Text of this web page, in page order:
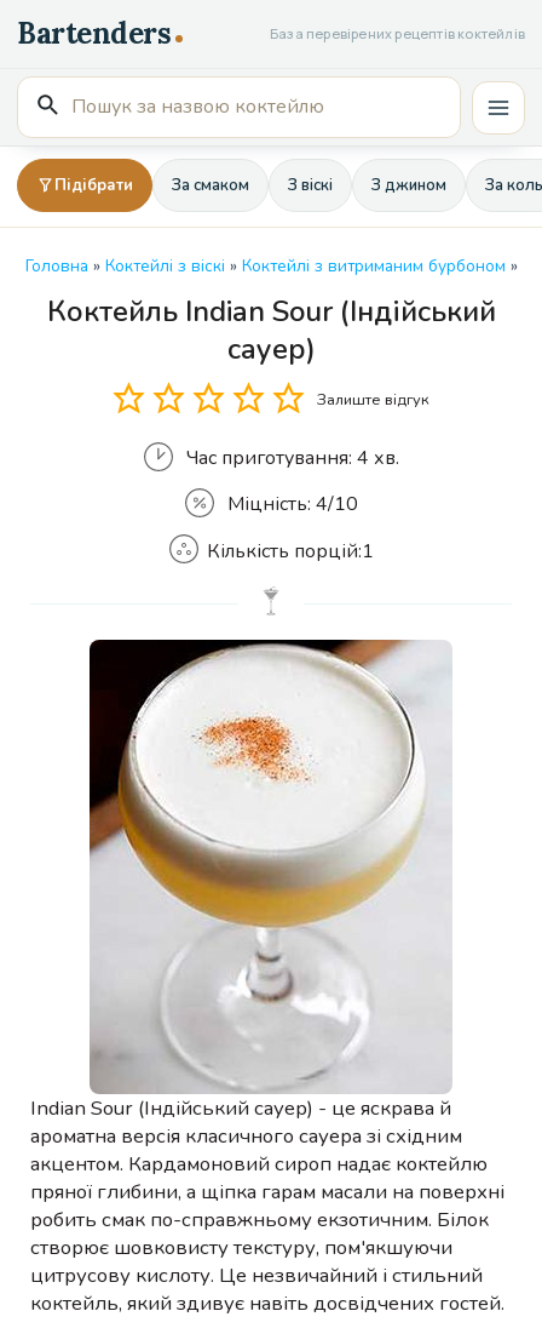
до
вмісту
База перевірених рецептів коктейлів
Пошук
для:
Підібрати За смаком З віскі З джином За
Головна » Коктейлі з віскі » Коктейлі з витриманим бурбоном »
Коктейль Indian Sour (Індійський
сауер)
Залиште відгук
Час приготування: 4 хв.
Міцність: 4/10
Кількість
Кількість порцій:1
Indian Sour (Індійський сауер) - це яскрава й
ароматна версія класичного сауера зі східним
акцентом. Кардамоновий сироп надає коктейлю
пряної глибини, а щіпка гарам масали на поверхні
робить смак по-справжньому екзотичним. Білок
створює шовковисту текстуру, пом'якшуючи
цитрусову кислоту. Це незвичайний і стильний
коктейль, який здивує навіть досвідчених гостей.